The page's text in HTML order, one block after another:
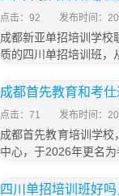
点击：92 发布时间：
成都新亚单招培训学
质的四川单招培训班，
成都首先教育和考
点击：71 发布时间：
成都首先教育培训学校
中心，于2026年更名
四川单招培训班好